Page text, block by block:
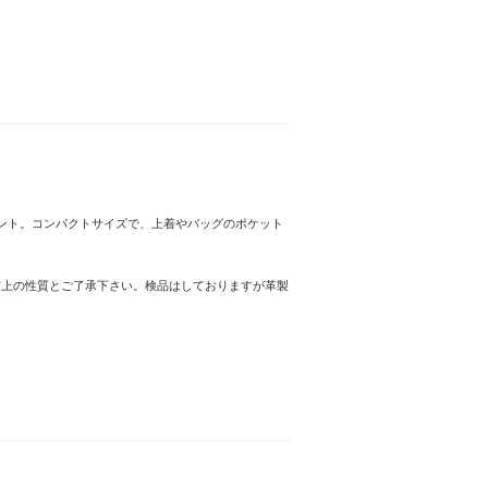
。コンパクトサイズで、上着やバッグのポケット
の性質とご了承下さい。検品はしておりますが革製